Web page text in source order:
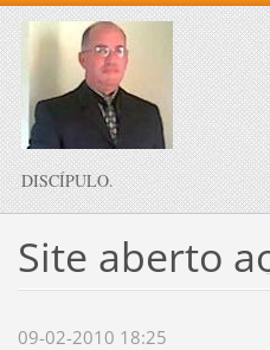
DISCÍPULO.
Site aberto
09-02-2010 18:25